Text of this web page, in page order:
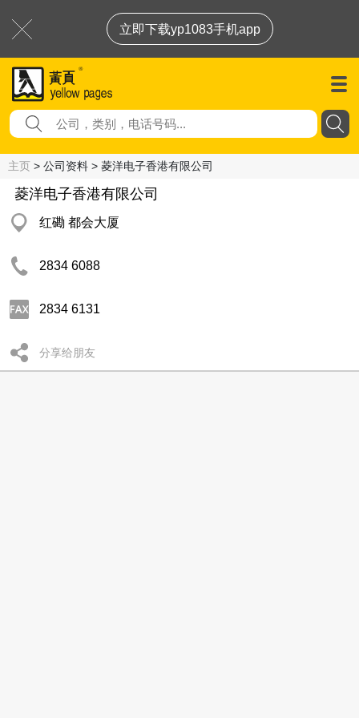
立即下载yp1083手机app
主页 > 公司资料 > 菱洋电子香港有限公司
菱洋电子香港有限公司
红磡 都会大厦
2834 6088
2834 6131
分享给朋友